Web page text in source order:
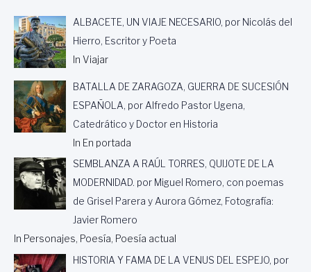
A
ALBACETE, UN VIAJE NECESARIO, por Nicolás del
Hierro, Escritor y Poeta
In Viajar
BATALLA DE ZARAGOZA, GUERRA DE SUCESIÓN
ESPAÑOLA, por Alfredo Pastor Ugena,
Catedrático y Doctor en Historia
In En portada
SEMBLANZA A RAÚL TORRES, QUIJOTE DE LA
MODERNIDAD. por Miguel Romero, con poemas
de Grisel Parera y Aurora Gómez, Fotografía:
Javier Romero
In Personajes, Poesía, Poesía actual
HISTORIA Y FAMA DE LA VENUS DEL ESPEJO, por